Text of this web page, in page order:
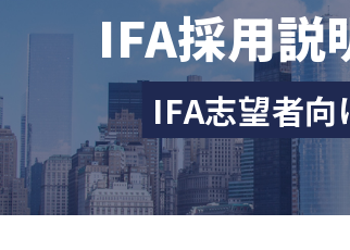
IFA採用説
IFA志望者向